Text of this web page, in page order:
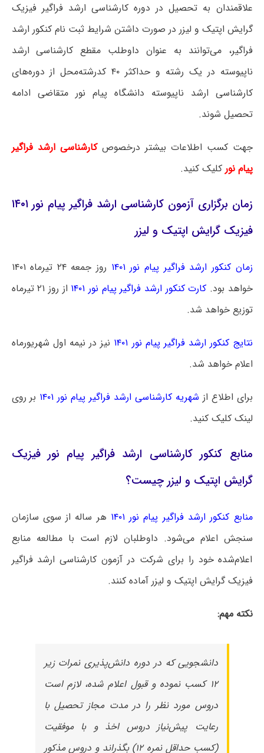
علاقمندان به تحصیل در دوره کارشناسی ارشد فراگیر فیزیک
گرایش اپتیک و لیزر در صورت داشتن شرایط ثبت نام کنکور ارشد
فراگیر، می‌توانند به عنوان داوطلب مقطع کارشناسی ارشد
ناپیوسته در یک رشته و حداکثر ۴۰ کدرشته‌محل از دوره‌های
کارشناسی ارشد ناپیوسته دانشگاه پیام نور متقاضی ادامه
تحصیل شوند.
جهت کسب اطلاعات بیشتر درخصوص کارشناسی ارشد فراگیر
پیام نورکلیک کنید.
زمان برگزاری آزمون کارشناسی ارشد فراگیر پیام نور ۱۴۰۱
فیزیک گرایش اپتیک و لیزر
زمان کنکور ارشد فراگیر پیام نور ۱۴۰۱
روز جمعه ۲۴ تیرماه ۱۴۰۱
خواهد بود. کارت کنکور ارشد فراگیر پیام نور ۱۴۰۱
از روز ۲۱ تیرماه
توزیع خواهد شد.
نتایج کنکور ارشد فراگیر پیام نور ۱۴۰۱
نیز در نیمه اول شهریورماه
اعلام خواهد شد.
برای اطلاع از شهریه کارشناسی ارشد فراگیر پیام نور ۱۴۰۱
بر روی
لینک کلیک کنید.
منابع کنکور کارشناسی ارشد فراگیر پیام نور فیزیک
گرایش اپتیک و لیزر چیست؟
منابع کنکور ارشد فراگیر پیام نور ۱۴۰۱
هر ساله از سوی سازمان
سنجش اعلام می‌شود. داوطلبان لازم است با مطالعه منابع
اعلام‌شده خود را برای شرکت در آزمون کارشناسی ارشد فراگیر
فیزیک گرایش اپتیک و لیزر آماده کنند.
نکته مهم:
دانشجویی که در دوره دانش‌پذیری نمرات زیر
۱۲ کسب نموده و قبول اعلام شده، لازم است
دروس مورد نظر را در مدت مجاز تحصیل با
رعایت پیش‌نیاز دروس اخذ و با موفقیت
(کسب حداقل نمره ۱۲) بگذراند و دروس مذکور